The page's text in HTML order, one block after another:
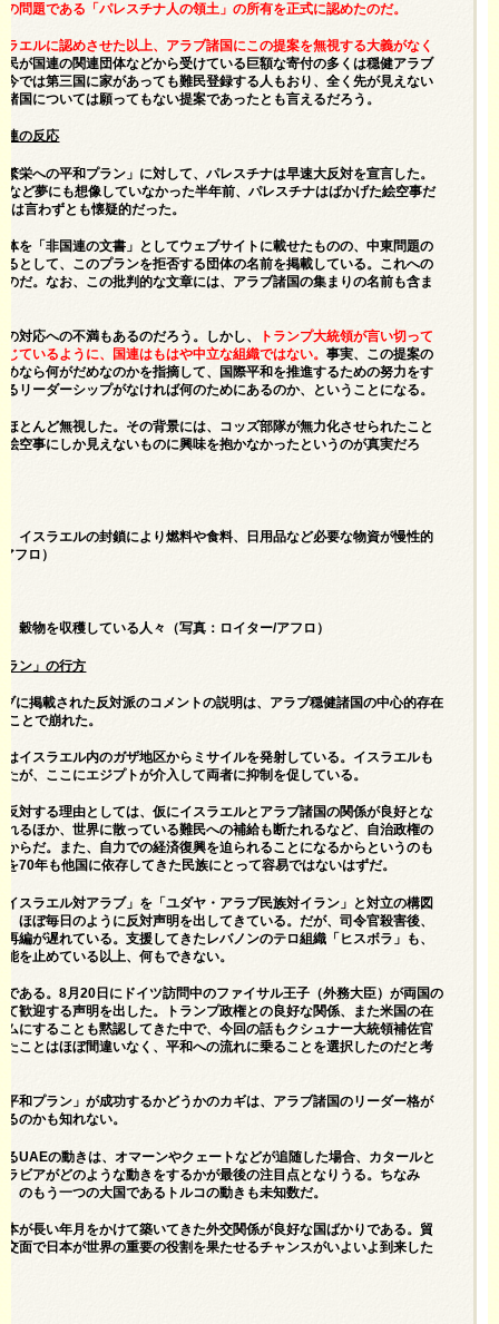
問題である「パレスチナ人の領土」の所有を正式に認めたのだ。
エルに認めさせた以上、アラブ諸国にこの提案を無視する大義がなく
民が国連の関連団体などから受けている巨額な寄付の多くは穏健アラブ
今では第三国に家があっても難民登録する人もおり、全く先が見えない
国については願ってもない提案であったとも言えるだろう。
連の反応
栄への平和プラン」に対して、パレスチナは早速大反対を宣言した。
など夢にも想像していなかった半年前、パレスチナはばかげた絵空事だ
は言わずとも懐疑的だった。
体を「非国連の文書」としてウェブサイトに載せたものの、中東問題の
るとして、このプランを拒否する団体の名前を掲載している。これへの
だ。なお、この批判的な文章には、アラブ諸国の集まりの名前も含ま
対応への不満もあるのだろう。しかし、
トランプ大統領が言い切って
じているように、国連はもはや中立な組織ではない。事実、この提案の
めなら何がだめなのかを指摘して、国際平和を推進するための努力をす
リーダーシップがなければ何のためにあるのか、ということになる。
とんど無視した。その背景には、コッズ部隊が無力化させられたこと
空事にしか見えないものに興味を抱かなかったというのが真実だろ
。イスラエルの封鎖により燃料や食料、日用品など必要な物資が慢性的
フロ）
穀物を収穫している人々（写真：ロイター/アフロ）
ラン」の行方
に掲載された反対派のコメントの説明は、アラブ穏健諸国の中心的存在
とで崩れた。
イスラエル内のガザ地区からミサイルを発射している。イスラエルも
が、ここにエジプトが介入して両者に抑制を促している。
反対する理由としては、仮にイスラエルとアラブ諸国の関係が良好とな
れるほか、世界に散っている難民への補給も断たれるなど、自治政権の
らだ。また、自力での経済復興を迫られることになるからというのも
70年も他国に依存してきた民族にとって容易ではないはずだ。
スラエル対アラブ」を「ユダヤ・アラブ民族対イラン」と対立の構図
ほぼ毎日のように反対声明を出してきている。だが、司令官殺害後、
編が遅れている。支援してきたレバノンのテロ組織「ヒスボラ」も、
を止めている以上、何もできない。
である。8月20日にドイツ訪問中のファイサル王子（外務大臣）が両国の
て歓迎する声明を出した。トランプ政権との良好な関係、また米国の在
ムにすることも黙認してきた中で、今回の話もクシュナー大統領補佐官
たことはほぼ間違いなく、平和への流れに乗ることを選択したのだと考
平和プラン」が成功するかどうかのカギは、アラブ諸国のリーダー格が
のかも知れない。
UAEの動きは、オマーンやクェートなどが追随した場合、カタールと
ラビアがどのような動きをするかが最後の注目点となりうる。ちなみ
のもう一つの大国であるトルコの動きも未知数だ。
が長い年月をかけて築いてきた外交関係が良好な国ばかりである。貿
面で日本が世界の重要の役割を果たせるチャンスがいよいよ到来した